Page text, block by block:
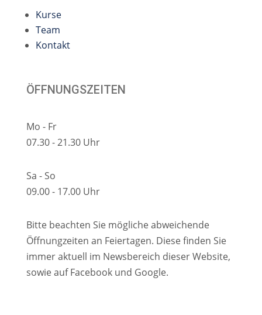
Kurse
Team
Kontakt
ÖFFNUNGSZEITEN
Mo - Fr
07.30 - 21.30 Uhr
Sa - So
09.00 - 17.00 Uhr
Bitte beachten Sie mögliche abweichende
Öffnungzeiten an Feiertagen. Diese finden Sie
immer aktuell im Newsbereich dieser Website,
sowie auf Facebook und Google.